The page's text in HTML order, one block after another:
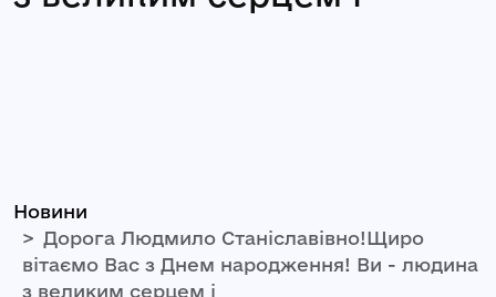
Новини
Дорога Людмило Станіславівно!Щиро
вітаємо Вас з Днем народження! Ви - людина
з великим серцем і